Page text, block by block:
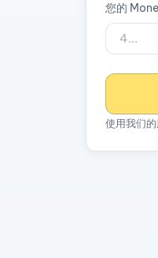
您的
使用我们